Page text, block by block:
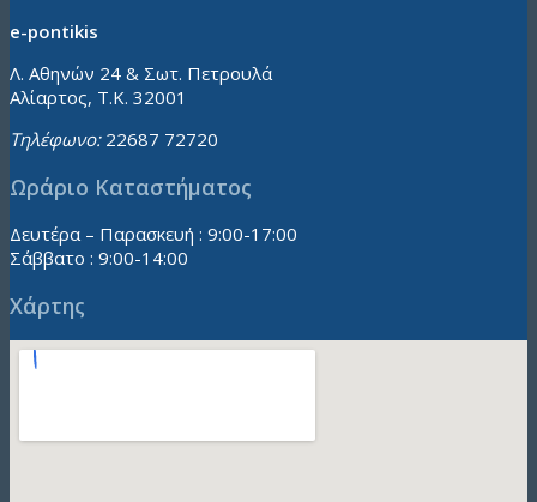
e-pontikis
Λ. Αθηνών 24 & Σωτ. Πετρουλά
Αλίαρτος, Τ.Κ. 32001
Τηλέφωνο:22687 72720
Ωράριο Καταστήματος
Δευτέρα – Παρασκευή : 9:00-17:00
Σάββατο : 9:00-14:00
Χάρτης